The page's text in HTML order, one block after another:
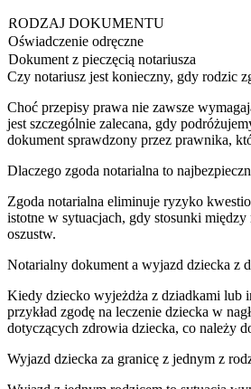
RODZAJ DOKUMENTU
Oświadczenie odręczne
Dokument z pieczęcią notariusza
Czy notariusz jest konieczny, gdy rodzic
Choć przepisy prawa nie zawsze
jest szczególnie zalecana, gdy
dokument sprawdzony przez prawnika,
Dlaczego zgoda notarialna to
Zgoda notarialna eliminuje ryzyko
istotne w sytuacjach, gdy stosunki
oszustw.
Notarialny dokument a wyjazd dziecka z
Kiedy dziecko wyjeżdża z dziadkami lub
przykład zgodę na leczenie dziecka w
dotyczących zdrowia dziecka, co należy
Wyjazd dziecka za granicę z jednym z